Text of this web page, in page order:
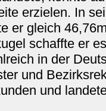
erzielen. In
er gleich
schaffte er
in der
und
und